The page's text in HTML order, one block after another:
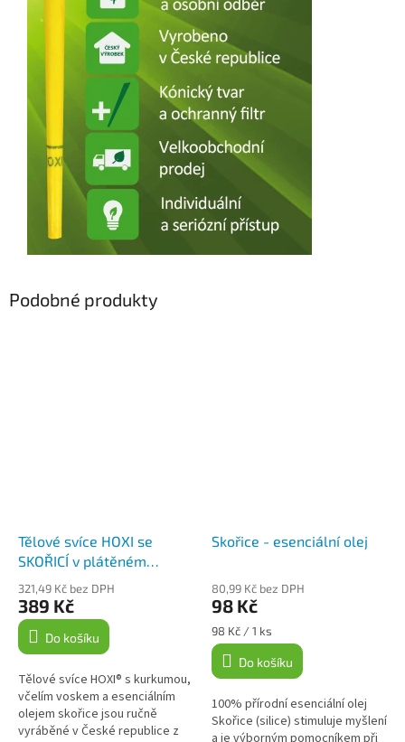
Podobné produkty
Tělové svíce HOXI se
SKOŘICÍ v plátěném
pytlíku 10ks
321,49 Kč bez DPH
389 Kč
Do košíku
Tělové svíce HOXI® s kurkumou,
včelím voskem a esenciálním
olejem skořice jsou ručně
vyráběné v České republice z
Skořice - esenciální olej
80,99 Kč bez DPH
98 Kč
Měrná
cena:
98 Kč / 1 ks
Do košíku
100% přírodní esenciální olej
Skořice (silice) stimuluje myšlení